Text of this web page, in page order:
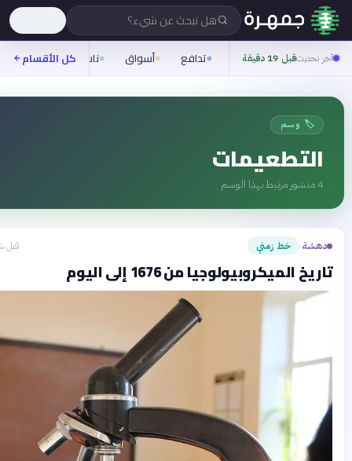
هل تبحث عن شيء؟
تحديثقبل 19 دقيقة أسواق ناس روح شيفرة كل الأقسام
🏷️ وسم
منشور مرتبط بهذا الوسم
› خط زمني قبل شهرين
الميكروبيولوجيا من 1676 إلى اليوم